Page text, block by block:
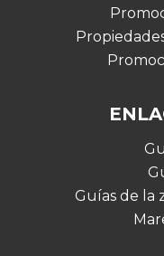
Guías de la